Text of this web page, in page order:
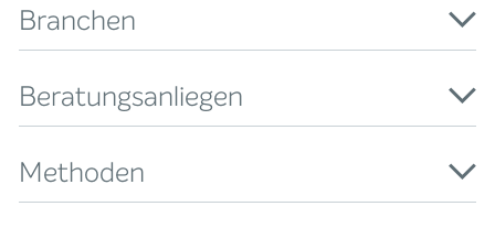
Branchen
Beratungsanliegen
Methoden